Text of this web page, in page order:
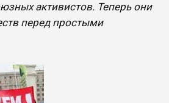
активистов. Теперь они
перед простыми